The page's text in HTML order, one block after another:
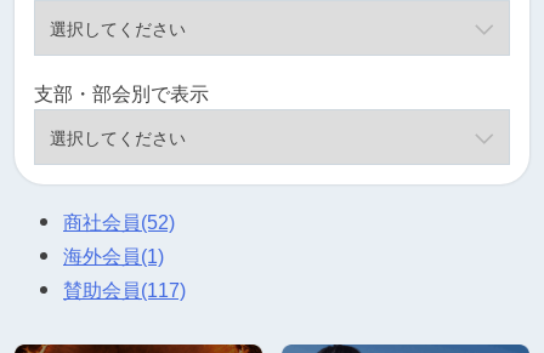
支部・部会別で表示
商社会員(52)
海外会員(1)
賛助会員(117)